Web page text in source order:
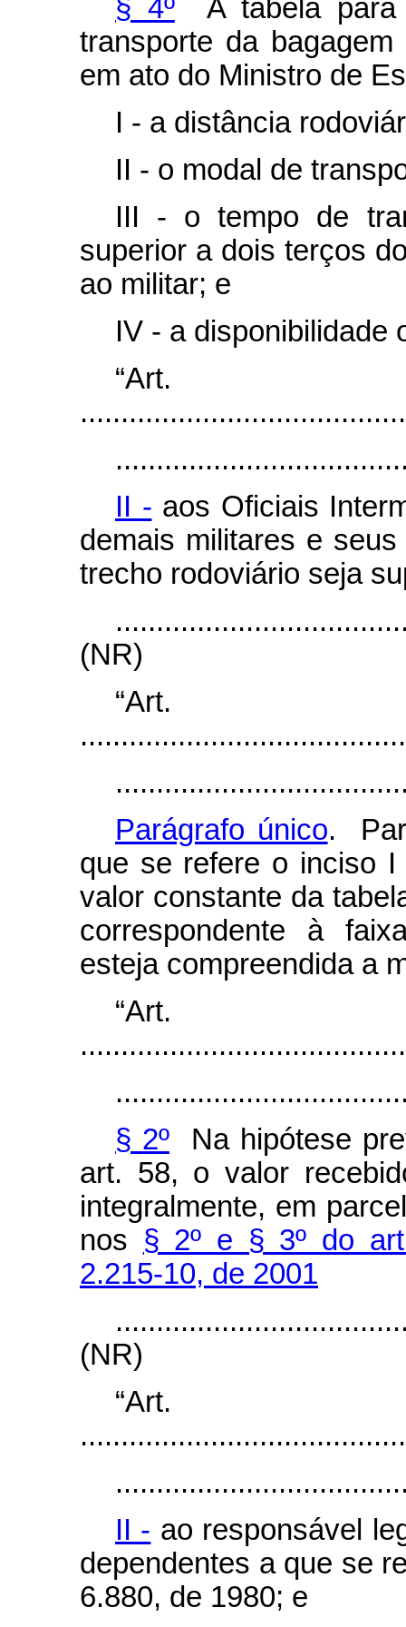
§ 4ºA tabela para
transporte da
em ato do Ministro de
I - a distância
II - o modal de
III - o tempo de
superior a dois terços
ao militar; e
IV - a disponibilidade
II - aos Oficiais
demais militares e
trecho rodoviário seja
(NR)
Parágrafo único.
que se refere o inciso
valor constante da
correspondente à
esteja compreendida a
§ 2ºNa hipótese
art. 58, o valor
integralmente, em
nos § 2º e § 3º do
2.215-10, de 2001
(NR)
II - ao responsável
dependentes a que se
6.880, de 1980; e